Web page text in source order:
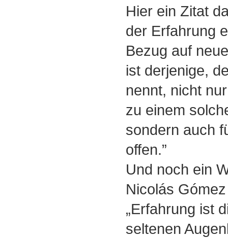
Hier ein Zitat
der Erfahrung
Bezug auf
ist derjenige,
nennt, nicht
zu einem
sondern auch
offen.”
Und noch ein
Nicolás
„Erfahrung ist
seltenen